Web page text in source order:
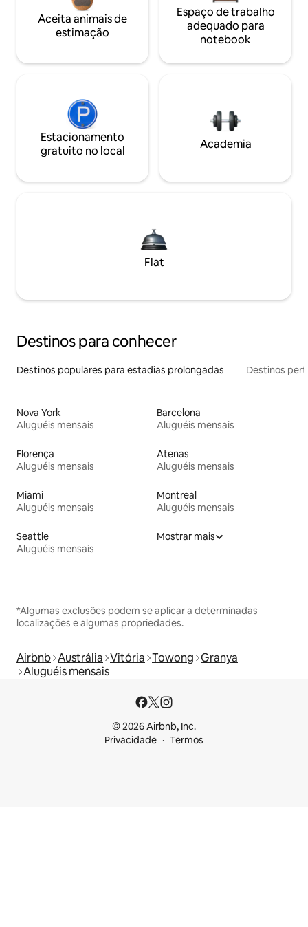
Aceita animais de
estimação
Espaço de trabalho
adequado para
notebook
Estacionamento
gratuito no local
Academia
Flat
Destinos para conhecer
Destinos populares para estadias prolongadas Destinos
Nova York
Aluguéis mensais
Barcelona
Aluguéis mensais
Florença
Aluguéis mensais
Atenas
Aluguéis mensais
Miami
Aluguéis mensais
Montreal
Aluguéis mensais
Seattle
Aluguéis mensais
Mostrar mais
*Algumas exclusões podem se aplicar a determinadas
localizações e algumas propriedades.
Airbnb Austrália Vitória Towong Granya
Aluguéis mensais
© 2026 Airbnb, Inc.
Privacidade
Termos